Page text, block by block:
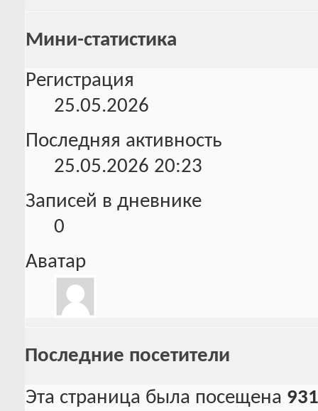
Мини-статистика
Регистрация
25.05.2026
Последняя активность
25.05.2026 20:23
Записей в дневнике
0
Аватар
Последние посетители
Эта страница была посещена 931